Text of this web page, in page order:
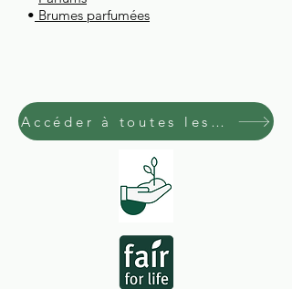
• Brumes parfumées
Accéder à toutes les catégories